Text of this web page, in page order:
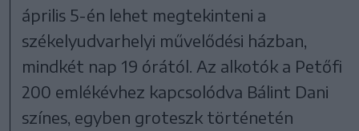
április 5-én lehet megtekinteni a
székelyudvarhelyi művelődési házban,
mindkét nap 19 órától. Az alkotók a Petőfi
200 emlékévhez kapcsolódva Bálint Dani
színes, egyben groteszk történetén